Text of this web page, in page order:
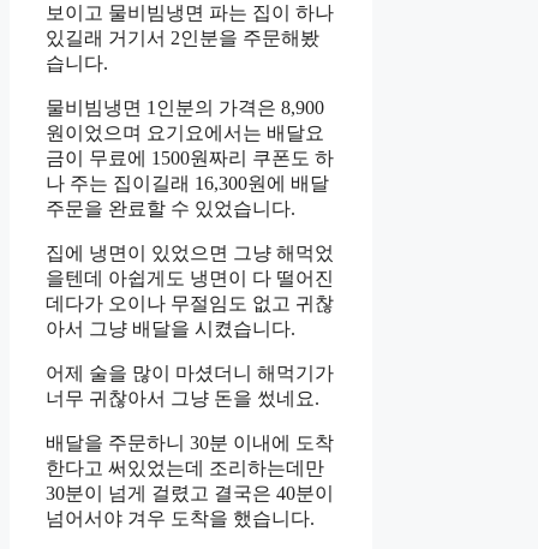
보이고 물비빔냉면 파는 집이 하나
있길래 거기서 2인분을 주문해봤
습니다.
물비빔냉면 1인분의 가격은 8,900
원이었으며 요기요에서는 배달요
금이 무료에 1500원짜리 쿠폰도 하
나 주는 집이길래 16,300원에 배달
주문을 완료할 수 있었습니다.
집에 냉면이 있었으면 그냥 해먹었
을텐데 아쉽게도 냉면이 다 떨어진
데다가 오이나 무절임도 없고 귀찮
아서 그냥 배달을 시켰습니다.
어제 술을 많이 마셨더니 해먹기가
너무 귀찮아서 그냥 돈을 썼네요.
배달을 주문하니 30분 이내에 도착
한다고 써있었는데 조리하는데만
30분이 넘게 걸렸고 결국은 40분이
넘어서야 겨우 도착을 했습니다.